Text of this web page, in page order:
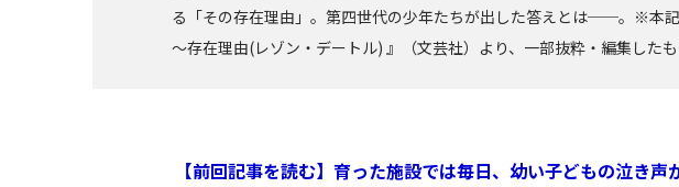
る「その存在理由」。第四世代の少年たちが出した答えとは──。※本
～存在理由(レゾン・デートル) 』（文芸社）より、一部抜粋・編集したも
【前回記事を読む】育った施設では毎日、幼い子どもの泣き